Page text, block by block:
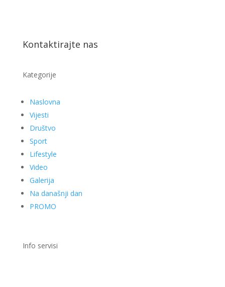
Kontaktirajte nas
Kategorije
Naslovna
Vijesti
Društvo
Sport
Lifestyle
Video
Galerija
Na današnji dan
PROMO
Info servisi